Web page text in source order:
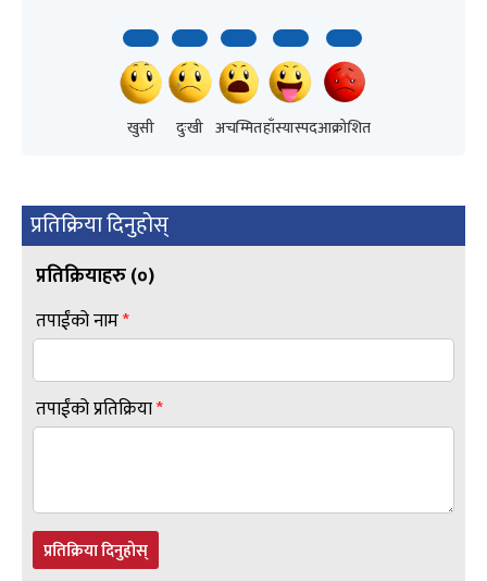
खुसी दुःखी अचम्मितहाँस्यास्पदआक्रोशित
प्रतिक्रिया दिनुहोस्
प्रतिक्रियाहरु (०)
तपाईंको नाम*
तपाईंको प्रतिक्रिया*
प्रतिक्रिया दिनुहोस्